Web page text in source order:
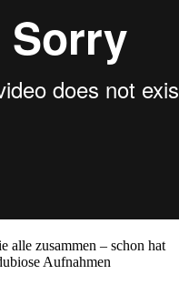
alle zusammen – schon hat
Aufnahmen